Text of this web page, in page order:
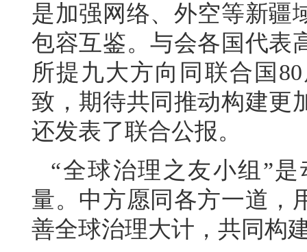
是加强网络、外空等新疆
包容互鉴。与会各国代表
所提九大方向同联合国
致，期待共同推动构建更
还发表了联合公报。
“全球治理之友小组”
量。中方愿同各方一道，
善全球治理大计，共同构